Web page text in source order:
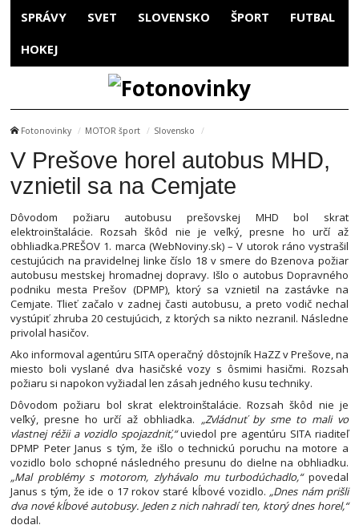
SPRÁVY SVET SLOVENSKO ŠPORT FUTBAL
HOKEJ
Fotonovinky MOTOR šport Slovensko
V Prešove horel autobus MHD,
vznietil sa na Cemjate
Dôvodom požiaru autobusu prešovskej MHD bol skrat
elektroinštalácie. Rozsah škôd nie je veľký, presne ho určí až
obhliadka.PREŠOV 1. marca (WebNoviny.sk) – V utorok ráno vystrašil
cestujúcich na pravidelnej linke číslo 18 v smere do Bzenova požiar
autobusu mestskej hromadnej dopravy. Išlo o autobus Dopravného
podniku mesta Prešov (DPMP), ktorý sa vznietil na zastávke na
Cemjate. Tlieť začalo v zadnej časti autobusu, a preto vodič nechal
vystúpiť zhruba 20 cestujúcich, z ktorých sa nikto nezranil. Následne
privolal hasičov.
Ako informoval agentúru SITA operačný dôstojník HaZZ v Prešove, na
miesto boli vyslané dva hasičské vozy s ôsmimi hasičmi. Rozsah
požiaru si napokon vyžiadal len zásah jedného kusu techniky.
Dôvodom požiaru bol skrat elektroinštalácie. Rozsah škôd nie je
veľký, presne ho určí až obhliadka. „Zvládnuť by sme to mali vo
vlastnej réžii a vozidlo spojazdniť,“uviedol pre agentúru SITA riaditeľ
DPMP Peter Janus s tým, že išlo o technickú poruchu na motore a
vozidlo bolo schopné následného presunu do dielne na obhliadku.
„Mal problémy s motorom, zlyhávalo mu turbodúchadlo,“povedal
Janus s tým, že ide o 17 rokov staré kĺbové vozidlo. „Dnes nám prišli
dva nové kĺbové autobusy. Jeden z nich nahradí ten, ktorý dnes horel,“
dodal.